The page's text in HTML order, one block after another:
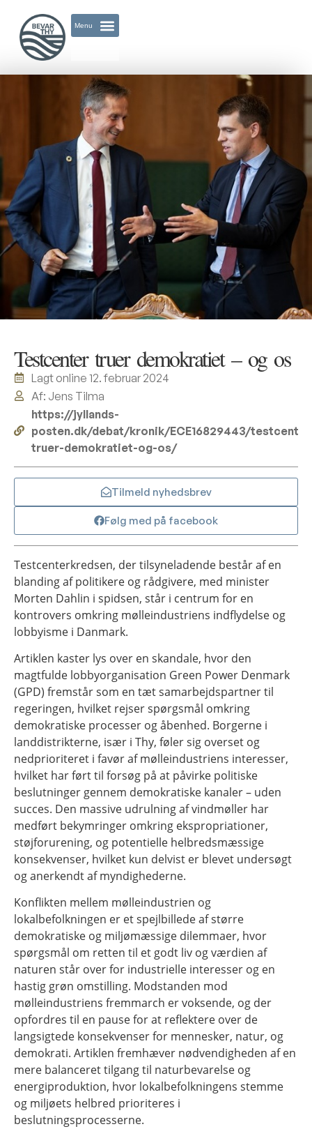
Testcenter truer demokratiet – og os
Lagt online 12. februar 2024
Af: Jens Tilma
https://jyllands-
posten.dk/debat/kronik/ECE16829443/
truer-demokratiet-og-os/
Tilmeld nyhedsbrev
Følg med på facebook
Testcenterkredsen, der tilsyneladende består af en
blanding af politikere og rådgivere, med minister
Morten Dahlin i spidsen, står i centrum for en
kontrovers omkring mølleindustriens indflydelse og
lobbyisme i Danmark.
Artiklen kaster lys over en skandale, hvor den
magtfulde lobbyorganisation Green Power Denmark
(GPD) fremstår som en tæt samarbejdspartner til
regeringen, hvilket rejser spørgsmål omkring
demokratiske processer og åbenhed. Borgerne i
landdistrikterne, især i Thy, føler sig overset og
nedprioriteret i favør af mølleindustriens interesser,
hvilket har ført til forsøg på at påvirke politiske
beslutninger gennem demokratiske kanaler – uden
succes. Den massive udrulning af vindmøller har
medført bekymringer omkring ekspropriationer,
støjforurening, og potentielle helbredsmæssige
konsekvenser, hvilket kun delvist er blevet undersøgt
og anerkendt af myndighederne.
Konflikten mellem mølleindustrien og
lokalbefolkningen er et spejlbillede af større
demokratiske og miljømæssige dilemmaer, hvor
spørgsmål om retten til et godt liv og værdien af
naturen står over for industrielle interesser og en
hastig grøn omstilling. Modstanden mod
mølleindustriens fremmarch er voksende, og der
opfordres til en pause for at reflektere over de
langsigtede konsekvenser for mennesker, natur, og
demokrati. Artiklen fremhæver nødvendigheden af en
mere balanceret tilgang til naturbevarelse og
energiproduktion, hvor lokalbefolkningens stemme
og miljøets helbred prioriteres i
beslutningsprocesserne.